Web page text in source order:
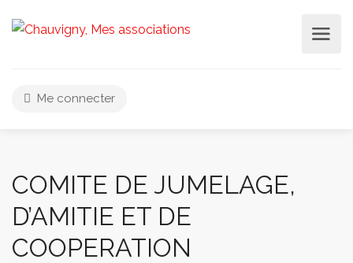
Me connecter
COMITE DE JUMELAGE,
D’AMITIE ET DE
COOPERATION